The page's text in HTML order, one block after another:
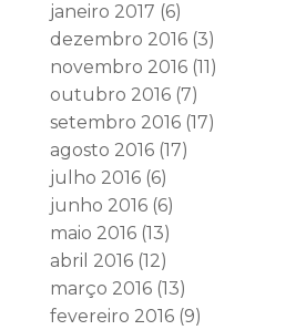
janeiro 2017 (6)
dezembro 2016(3)
novembro 2016(11)
outubro 2016(7)
setembro 2016(17)
agosto 2016(17)
julho 2016(6)
junho 2016(6)
maio 2016(13)
abril 2016(12)
março 2016(13)
fevereiro 2016(9)